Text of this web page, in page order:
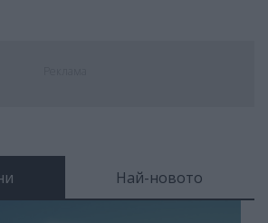
Най-новото